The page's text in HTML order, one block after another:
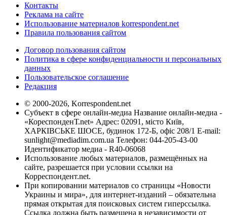
Контакты
Реклама на сайте
Использование материалов korrespondent.net
Правила пользования сайтом
Договор пользования сайтом
Политика в сфере конфиденциальности и персональных
данных
Пользовательское соглашение
Редакция
© 2000-2026, Korrespondent.net
Субъект в сфере онлайн-медиа Название онлайн-медиа -
«КореспонденТ.net» Адрес: 02091, місто Київ,
ХАРКІВСЬКЕ ШОСЕ, будинок 172-Б, офіс 208/1 E-mail:
sunlight@mediadim.com.ua Телефон: 044-205-43-00
Идентификатор медиа - R40-06068
Использование любых материалов, размещённых на
сайте, разрешается при условии ссылки на
Корреспондент.net.
При копировании материалов со страницы «Новости
Украины и мира», для интернет-изданий – обязательна
прямая открытая для поисковых систем гиперссылка.
Ссылка должна быть размещена в независимости от